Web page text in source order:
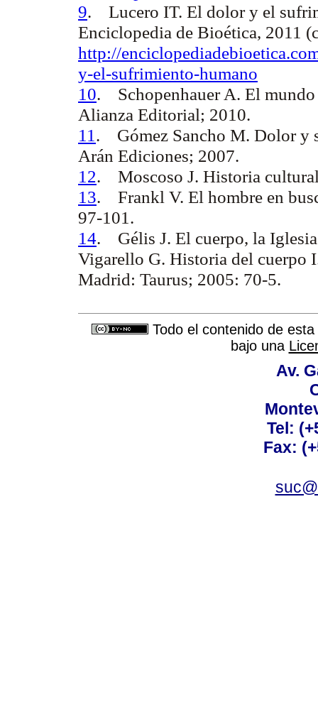
9. Lucero IT. El dolor y el
Enciclopedia de Bioética, 2011
http://
y-el-sufrimiento-humano
10. Schopenhauer A. El
Alianza Editorial; 2010.
11 . Gómez Sancho M. Dolor y
Arán Ediciones; 2007.
12. Moscoso J. Historia
13. Frankl V. El hombre en
97-101.
14. Gélis J. El cuerpo, la
Vigarello G. Historia del cuerpo
Madrid: Taurus; 2005: 70-5.
Todo el contenido de
bajo una
Av.
Tel:
Fax: